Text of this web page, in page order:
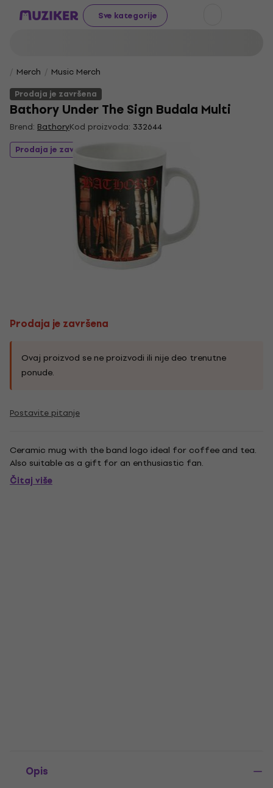
Sve kategorije
Merch
Music Merch
Prodaja je završena
Bathory Under The Sign Budala Multi
Brend: BathoryKod proizvoda: 332644
Prodaja je završena
Prodaja je završena
Ovaj proizvod se ne proizvodi ili nije deo trenutne
ponude.
Postavite pitanje
Ceramic mug with the band logo ideal for coffee and tea.
Also suitable as a gift for an enthusiastic fan.
Čitaj više
Opis